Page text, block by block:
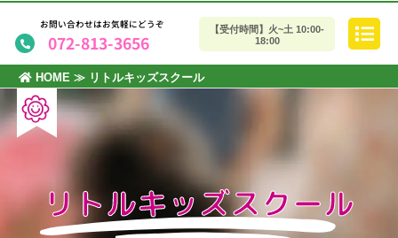
お問い合わせはお気軽にどうぞ
072-813-3656
【受付時間】火~土 10:00-
18:00
HOME ≫ リトルキッズスクール
リトルキッズスクール